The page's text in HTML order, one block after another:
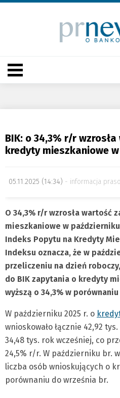
BIK: o 34,3% r/r
kredyty mieszkaniowe
05.11.2025 (14:34) informacja
O 34,3% r/r wzrosła wartość
mieszkaniowe w
Indeks Popytu na Kredyty
Indeksu oznacza, że w
przeliczeniu na dzień
do BIK zapytania o kredyty
wyższą o 34,3% w
W październiku 2025 r. o
wnioskowało łącznie 42,92
34,48 tys. rok wcześniej, co
24,5% r/r. W październiku br.
liczba osób wnioskujących o
porównaniu do września br.